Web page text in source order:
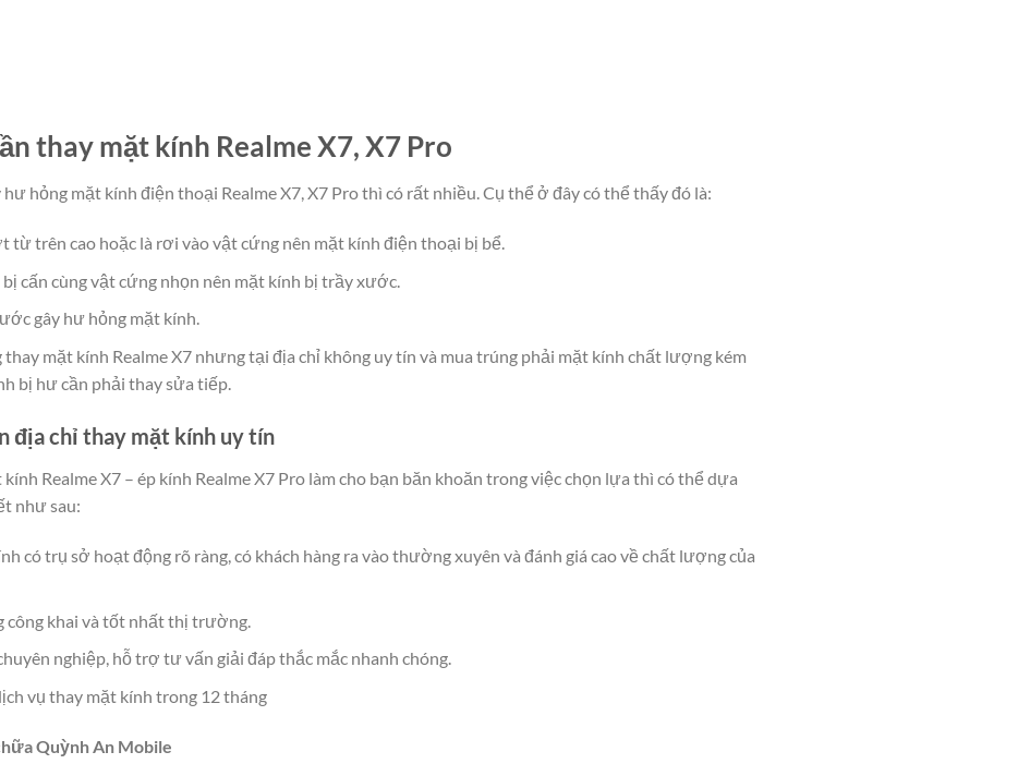
thay mặt kính Realme X7, X7 Pro
hỏng mặt kính điện thoại Realme X7, X7 Pro thì có rất nhiều. Cụ thể ở đây có thể thấy đó là:
từ trên cao hoặc là rơi vào vật cứng nên mặt kính điện thoại bị bể.
cấn cùng vật cứng nhọn nên mặt kính bị trầy xước.
gây hư hỏng mặt kính.
mặt kính Realme X7 nhưng tại địa chỉ không uy tín và mua trúng phải mặt kính chất lượng kém
bị hư cần phải thay sửa tiếp.
địa chỉ thay mặt kính uy tín
Realme X7 – ép kính Realme X7 Pro làm cho bạn băn khoăn trong việc chọn lựa thì có thể dựa
như sau:
có trụ sở hoạt động rõ ràng, có khách hàng ra vào thường xuyên và đánh giá cao về chất lượng của
công khai và tốt nhất thị trường.
nghiệp, hỗ trợ tư vấn giải đáp thắc mắc nhanh chóng.
vụ thay mặt kính trong 12 tháng
Quỳnh An Mobile